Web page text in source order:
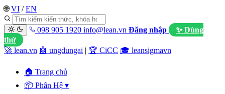
🌐 VI / EN
098 905 1920 info@lean.vn Đăng nhập
✨ Dùng
thử
🚀 lean.vn 🤖 ungdungai | 🏆 CiCC 🎓 leansigmavn
🏠 Trang chủ
📦 Phân Hệ ▾